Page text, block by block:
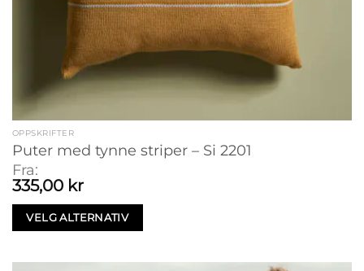
OPPSKRIFTER
Puter med tynne striper – Si 2201
Fra:
335,00 kr
VELG ALTERNATIV